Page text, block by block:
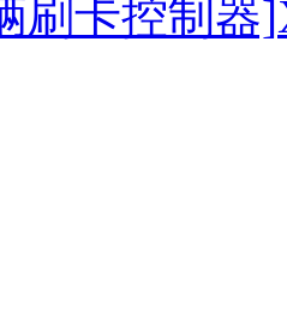
刷卡控制器]